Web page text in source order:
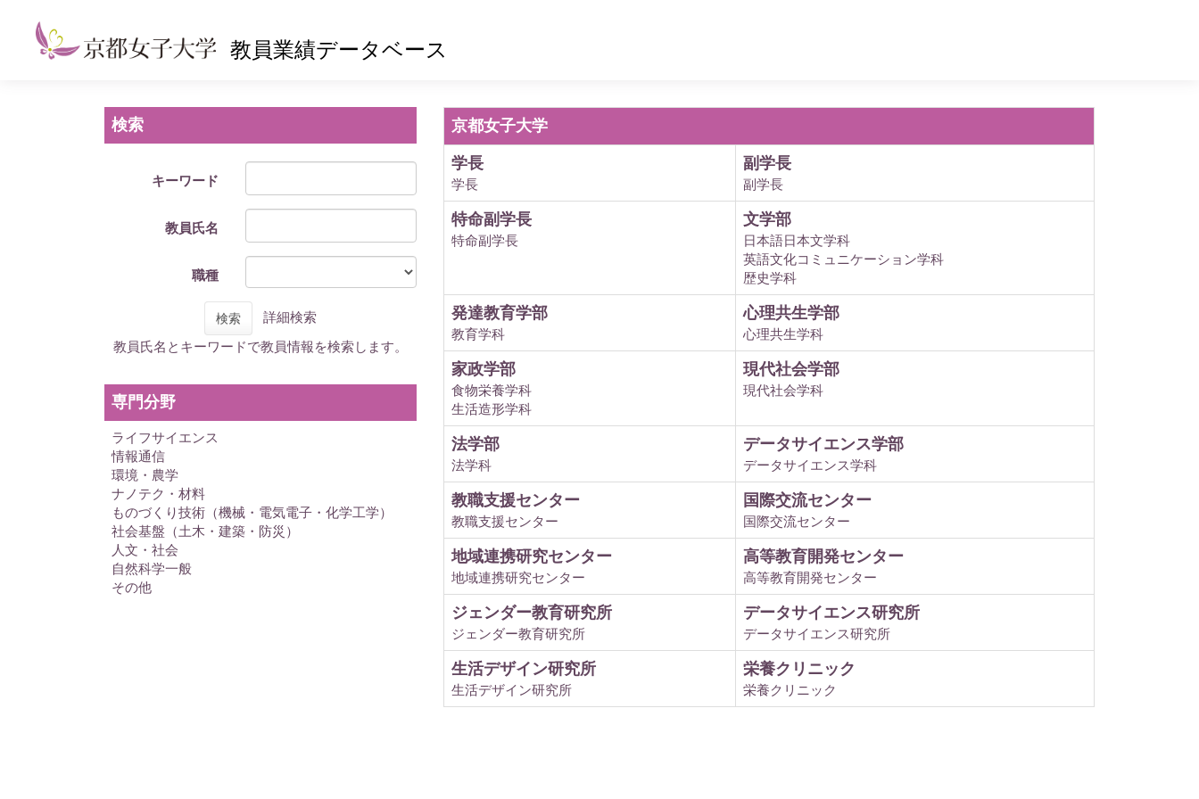
教員業績データベース
検索
キーワード
教員氏名
職種
検索
詳細検索
教員氏名とキーワードで教員情報を検索します。
専門分野
ライフサイエンス
情報通信
環境・農学
ナノテク・材料
ものづくり技術（機械・電気電子・化学工学）
社会基盤（土木・建築・防災）
人文・社会
自然科学一般
その他
京都女子大学
学長
学長
副学長
副学長
特命副学長
特命副学長
文学部
日本語日本文学科
英語文化コミュニケーション学科
歴史学科
発達教育学部
教育学科
心理共生学部
心理共生学科
家政学部
食物栄養学科
生活造形学科
現代社会学部
現代社会学科
法学部
法学科
データサイエンス学部
データサイエンス学科
教職支援センター
教職支援センター
国際交流センター
国際交流センター
地域連携研究センター
地域連携研究センター
高等教育開発センター
高等教育開発センター
ジェンダー教育研究所
ジェンダー教育研究所
データサイエンス研究所
データサイエンス研究所
生活デザイン研究所
生活デザイン研究所
栄養クリニック
栄養クリニック